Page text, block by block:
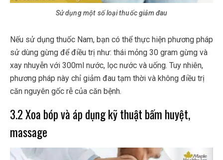
Sử dụng một số loại thuốc giảm đau
Nếu sử dụng thuốc Nam, bạn có thể thực hiện phương pháp
sử dùng gừng để điều trị như: thái mỏng 30 gram gừng và
xay nhuyễn với 300ml nước, lọc nước và uống. Tuy nhiên,
phương pháp này chỉ giảm đau tạm thời và không điều trị
căn nguyên gốc rễ của căn bệnh.
3.2 Xoa bóp và áp dụng kỹ thuật bấm huyệt,
massage